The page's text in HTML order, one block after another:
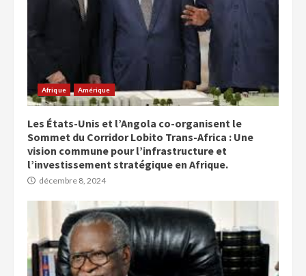
Afrique Amérique
Les États-Unis et l’Angola co-organisent le
Sommet du Corridor Lobito Trans-Africa : Une
vision commune pour l’infrastructure et
l’investissement stratégique en Afrique.
décembre 8, 2024